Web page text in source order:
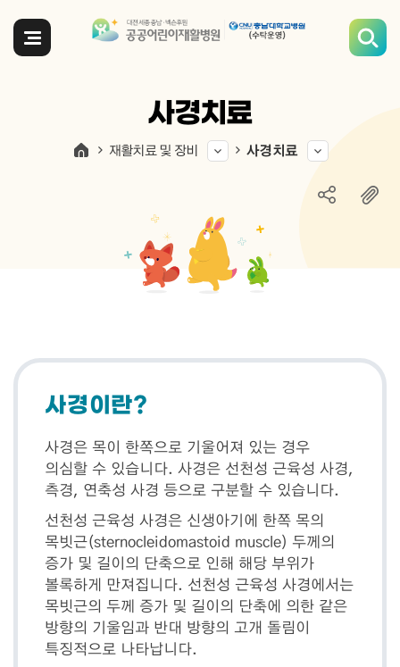
전체메뉴
사경치료
재활치료 및 장비 사경치료
사경이란?
사경은 목이 한쪽으로 기울어져 있는 경우
의심할 수 있습니다. 사경은 선천성 근육성 사경,
측경, 연축성 사경 등으로 구분할 수 있습니다.
선천성 근육성 사경은 신생아기에 한쪽 목의
목빗근(sternocleidomastoid muscle) 두께의
증가 및 길이의 단축으로 인해 해당 부위가
볼록하게 만져집니다. 선천성 근육성 사경에서는
목빗근의 두께 증가 및 길이의 단축에 의한 같은
방향의 기울임과 반대 방향의 고개 돌림이
특징적으로 나타납니다.